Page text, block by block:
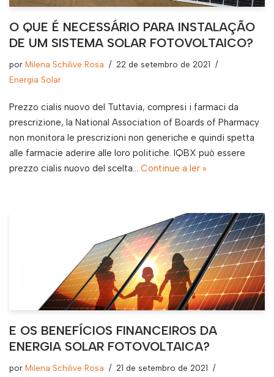
O QUE É NECESSÁRIO PARA INSTALAÇÃO
DE UM SISTEMA SOLAR FOTOVOLTAICO?
por Milena Schilive Rosa
22 de setembro de 2021
Energia Solar
Prezzo cialis nuovo del Tuttavia, compresi i farmaci da
prescrizione, la National Association of Boards of Pharmacy
non monitora le prescrizioni non generiche e quindi spetta
alle farmacie aderire alle loro politiche. IQBX può essere
prezzo cialis nuovo del scelta… Continue a ler »
E OS BENEFÍCIOS FINANCEIROS DA
ENERGIA SOLAR FOTOVOLTAICA?
por Milena Schilive Rosa
21 de setembro de 2021